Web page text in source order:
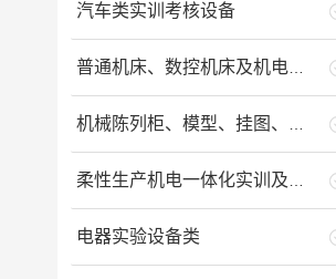
汽车类实训考核设备
普通机床、数控机床及机电一体化设备类
电器实验设备类